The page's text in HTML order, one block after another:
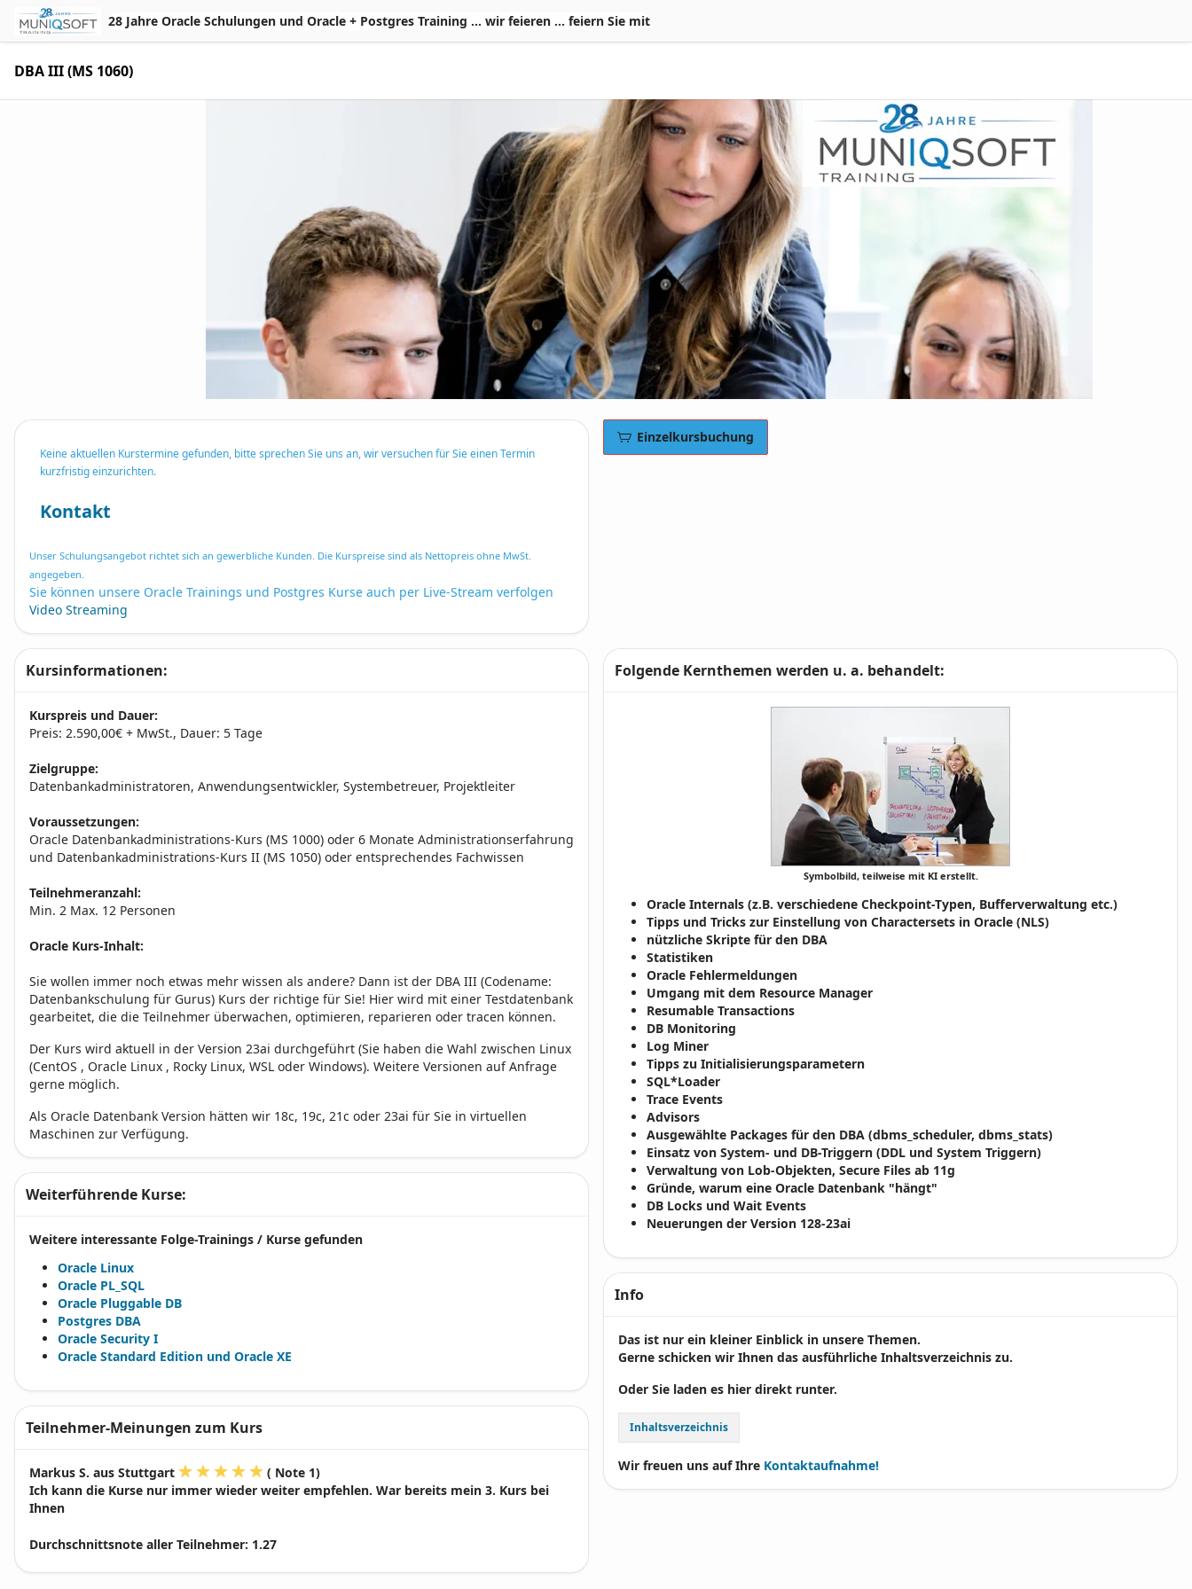
Skip to Main Content
28 Jahre Oracle Schulungen und Oracle + Postgres Training ... wir feieren ... feiern Sie mit
DBA III (MS 1060)
Keine aktuellen Kurstermine gefunden, bitte sprechen Sie uns an, wir versuchen für Sie einen Termin
kurzfristig einzurichten.
Kontakt
Unser Schulungsangebot richtet sich an gewerbliche Kunden. Die Kurspreise sind als Nettopreis ohne MwSt.
angegeben.
Sie können unsere Oracle Trainings und Postgres Kurse auch per Live-Stream verfolgen
Video Streaming
Einzelkursbuchung
Kursinformationen:
Kurspreis und Dauer:
Preis: 2.590,00€ + MwSt., Dauer: 5 Tage
Zielgruppe:
Datenbankadministratoren, Anwendungsentwickler, Systembetreuer, Projektleiter
Voraussetzungen:
Oracle Datenbankadministrations-Kurs (MS 1000) oder 6 Monate Administrationserfahrung
und Datenbankadministrations-Kurs II (MS 1050) oder entsprechendes Fachwissen
Teilnehmeranzahl:
Min. 2 Max. 12 Personen
Oracle Kurs-Inhalt:
Sie wollen immer noch etwas mehr wissen als andere? Dann ist der DBA III (Codename:
Datenbankschulung für Gurus) Kurs der richtige für Sie! Hier wird mit einer Testdatenbank
gearbeitet, die die Teilnehmer überwachen, optimieren, reparieren oder tracen können.
Der Kurs wird aktuell in der Version 23ai durchgeführt (Sie haben die Wahl zwischen Linux
(CentOS , Oracle Linux , Rocky Linux, WSL oder Windows). Weitere Versionen auf Anfrage
gerne möglich.
Als Oracle Datenbank Version hätten wir 18c, 19c, 21c oder 23ai für Sie in virtuellen
Maschinen zur Verfügung.
Weiterführende Kurse:
Weitere interessante Folge-Trainings / Kurse gefunden
Oracle Linux
Oracle PL_SQL
Oracle Pluggable DB
Postgres DBA
Oracle Security I
Oracle Standard Edition und Oracle XE
Teilnehmer-Meinungen zum Kurs
Markus S. aus Stuttgart
( Note 1)
Ich kann die Kurse nur immer wieder weiter empfehlen. War bereits mein 3. Kurs bei
Ihnen
Durchschnittsnote aller Teilnehmer: 1.27
Folgende Kernthemen werden u. a. behandelt:
Symbolbild, teilweise mit KI erstellt.
Oracle Internals (z.B. verschiedene Checkpoint-Typen, Bufferverwaltung etc.)
Tipps und Tricks zur Einstellung von Charactersets in Oracle (NLS)
nützliche Skripte für den DBA
Statistiken
Oracle Fehlermeldungen
Umgang mit dem Resource Manager
Resumable Transactions
DB Monitoring
Log Miner
Tipps zu Initialisierungsparametern
SQL*Loader
Trace Events
Advisors
Ausgewählte Packages für den DBA (dbms_scheduler, dbms_stats)
Einsatz von System- und DB-Triggern (DDL und System Triggern)
Verwaltung von Lob-Objekten, Secure Files ab 11g
Gründe, warum eine Oracle Datenbank "hängt"
DB Locks und Wait Events
Neuerungen der Version 128-23ai
Info
Das ist nur ein kleiner Einblick in unsere Themen.
Gerne schicken wir Ihnen das ausführliche Inhaltsverzeichnis zu.
Oder Sie laden es hier direkt runter.
Inhaltsverzeichnis
Wir freuen uns auf Ihre Kontaktaufnahme!